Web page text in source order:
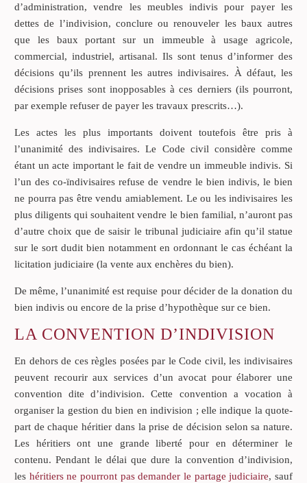
d’administration, vendre les meubles indivis pour payer les
dettes de l’indivision, conclure ou renouveler les baux autres
que les baux portant sur un immeuble à usage agricole,
commercial, industriel, artisanal. Ils sont tenus d’informer des
décisions qu’ils prennent les autres indivisaires. À défaut, les
décisions prises sont inopposables à ces derniers (ils pourront,
par exemple refuser de payer les travaux prescrits…).
Les actes les plus importants doivent toutefois être pris à
l’unanimité des indivisaires. Le Code civil considère comme
étant un acte important le fait de vendre un immeuble indivis. Si
l’un des co-ïndivisaires refuse de vendre le bien indivis, le bien
ne pourra pas être vendu amiablement. Le ou les indivisaires les
plus diligents qui souhaitent vendre le bien familial, n’auront pas
d’autre choix que de saisir le tribunal judiciaire afin qu’il statue
sur le sort dudit bien notamment en ordonnant le cas échéant la
licitation judiciaire (la vente aux enchères du bien).
De même, l’unanimité est requise pour décider de la donation du
bien indivis ou encore de la prise d’hypothèque sur ce bien.
LA CONVENTION D’INDIVISION
En dehors de ces règles posées par le Code civil, les indivisaires
peuvent recourir aux services d’un avocat pour élaborer une
convention dite d’indivision. Cette convention a vocation à
organiser la gestion du bien en indivision ; elle indique la quote-
part de chaque héritier dans la prise de décision selon sa nature.
Les héritiers ont une grande liberté pour en déterminer le
contenu. Pendant le délai que dure la convention d’indivision,
les héritiers ne pourront pas demander le partage judiciaire, sauf